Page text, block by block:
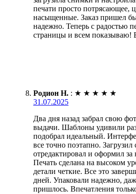
печати просто потрясающее,
насыщенные. Заказ пришел
надежно. Теперь с радостью
страницы и всем показываю!
Родион Н. : ★ ★ ★ ★ ★
31.07.2025
Два дня назад забрал свою
выдачи. Шаблоны удивили
подобрал идеальный.
все точно поэтапно.
отредактировал и оформил за
Печать сделана на высоком
детали четкие. Все это
дней. Упаковали надежно,
пришлось. Впечатления